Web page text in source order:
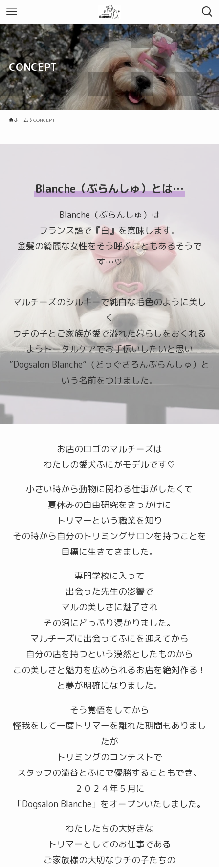
CONCEPT
ホーム CONCEPT
Blanche（ぶらんしゅ）とは…
Blanche（ぶらんしゅ）は
フランス語で『白』を意味します。
金髪の綺麗な女性をそう呼ぶこともあるそうで
す…♡
マルチーズのシルキーで純白な毛色のように美し
く
ウチの子とご家族が愛で溢れた暮らしをおくれる
ようトータルケアでお手伝いしたいと思い
”Dogsalon Blanche”（どっぐさろんぶらんしゅ）と
いう名前をつけました。
お店のロゴのマルチーズは
わたしの愛犬ふにがモデルです♡
小さい時から動物に関わる仕事がしたくて
夏休みの自由研究をきっかけに
トリマーという職業を知り
その時から自分のトリミングサロンを持つことを
目標に生きてきました。
専門学校に入って
出会った先生の影響で
マルの美しさに魅了され
その沼にどっぷり浸かりました。
マルチーズに出会ってふにを迎えてから
自分の店を持つという漠然としたものから
この美しさと魅力を広められるお店を絶対作る！
と夢が明確になりました。
そう覚悟をしてから
怪我をして一度トリマーを離れた期間もありまし
たが
トリミングのコンテストで
スタッフの澁谷とふにで優勝することもでき、
２０２４年５月に
「Dogsalon Blanche」をオープンいたしました。
わたしたちの大好きな
トリマーとしてのお仕事である
ご家族様の大切なウチの子たちの